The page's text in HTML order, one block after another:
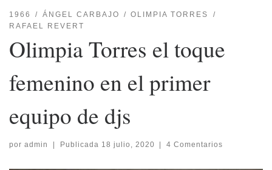
1966 ÁNGEL CARBAJO
OLIMPIA TORRES
RAFAEL REVERT
Olimpia Torres el toque
femenino en el primer
equipo de djs
por admin | Publicada 18 julio, 2020 | 4 Comentarios